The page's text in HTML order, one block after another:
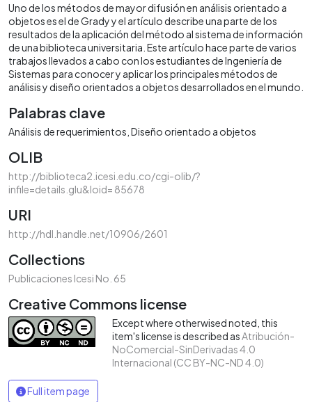
Uno de los métodos de mayor difusión en análisis orientado a
objetos es el de Grady y el artículo describe una parte de los
resultados de la aplicación del método al sistema de información
de una biblioteca universitaria. Este artículo hace parte de varios
trabajos llevados a cabo con los estudiantes de Ingeniería de
Sistemas para conocer y aplicar los principales métodos de
análisis y diseño orientados a objetos desarrollados en el mundo.
Palabras clave
Análisis de requerimientos Diseño orientado a objetos
OLIB
http://biblioteca2.icesi.edu.co/cgi-olib/?
infile=details.glu&loid= 85678
URI
http://hdl.handle.net/10906/2601
Collections
Publicaciones Icesi No. 65
Creative Commons license
Except where otherwised noted, this
item's license is described asAtribución-
NoComercial-SinDerivadas 4.0
Internacional (CC BY-NC-ND 4.0)
Full item page